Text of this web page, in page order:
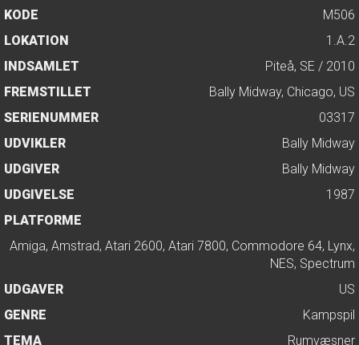
KODE
M506
LOKATION
1.A.2
INDSAMLET
Piteå, SE / 2010
FREMSTILLET
Bally Midway, Chicago, US
SERIENUMMER
03317
UDVIKLER
Bally Midway
UDGIVER
Bally Midway
UDGIVELSE
1987
PLATFORME
Amiga, Amstrad, Atari 2600, Atari 7800, Commodore 64, Lynx,
NES, Spectrum
UDGAVER
US
GENRE
Kampspil
TEMA
Rumvæsner